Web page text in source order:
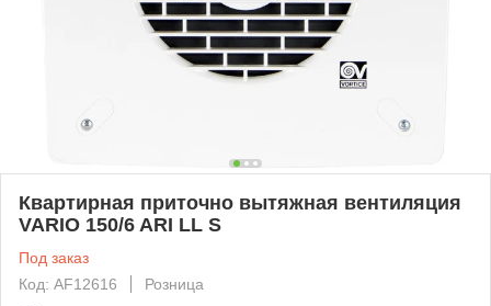
Квартирная приточно вытяжная вентиляция
VARIO 150/6 ARI LL S
Под заказ
Код: AF12616
Розница